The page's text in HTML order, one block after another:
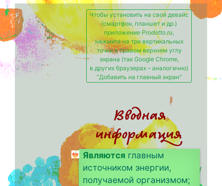
Чтобы установить на свой девайс
(смартфон, планшет и др.)
приложение Prodotto.ru
нажмите на три вертикальных
точки в правом верхнем углу
экрана (так Google Chrome,
в других браузерах – аналогично)
"Добавить на главный экран"
Вводная
информация
Являются главным
источником энергии,
получаемой организмом;